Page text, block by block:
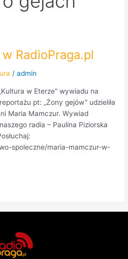
RadioPraga.pl
/admin
w Eterze” wywiadu na
pt: „Żony gejów” udzieliła
Maria Mamczur. Wywiad
radia – Paulina Piziorska
spoleczne/maria-mamczur-w-